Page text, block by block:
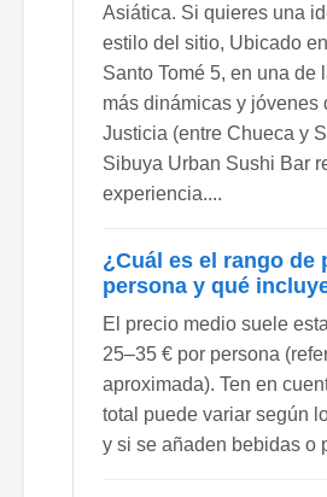
Asiática. Si quieres una
estilo del sitio, Ubicado
Santo Tomé 5, en una de
más dinámicas y jóvenes
Justicia (entre Chueca y
Sibuya Urban Sushi Bar
experiencia....
¿Cuál es el rango de
persona y qué
El precio medio suele
25–35 € por persona
aproximada). Ten en
total puede variar según
y si se añaden bebidas o